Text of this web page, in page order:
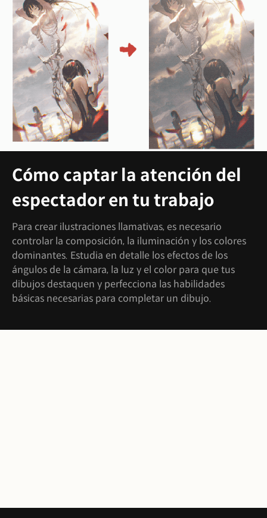
Cómo captar la atención del
espectador en tu trabajo
Para crear ilustraciones llamativas, es necesario
controlar la composición, la iluminación y los colores
dominantes. Estudia en detalle los efectos de los
ángulos de la cámara, la luz y el color para que tus
dibujos destaquen y perfecciona las habilidades
básicas necesarias para completar un dibujo.